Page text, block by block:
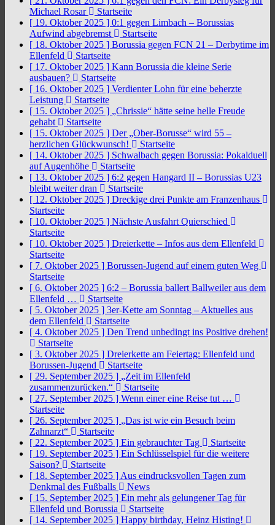
Michael Rosar
Startseite
[ 19. Oktober 2025 ] 0:1 gegen Limbach – Borussias
Aufwind abgebremst
Startseite
[ 18. Oktober 2025 ] Borussia gegen FCN 21 – Derbytime im
Ellenfeld
Startseite
[ 17. Oktober 2025 ] Kann Borussia die kleine Serie
ausbauen?
Startseite
[ 16. Oktober 2025 ] Verdienter Lohn für eine beherzte
Leistung
Startseite
[ 15. Oktober 2025 ] „Chrissie“ hätte seine helle Freude
gehabt
Startseite
[ 15. Oktober 2025 ] Der „Ober-Borusse“ wird 55 –
herzlichen Glückwunsch!
Startseite
[ 14. Oktober 2025 ] Schwalbach gegen Borussia: Pokalduell
auf Augenhöhe
Startseite
[ 13. Oktober 2025 ] 6:2 gegen Hangard II – Borussias U23
bleibt weiter dran
Startseite
[ 12. Oktober 2025 ] Dreckige drei Punkte am Franzenhaus
Startseite
[ 10. Oktober 2025 ] Nächste Ausfahrt Quierschied
Startseite
[ 10. Oktober 2025 ] Dreierkette – Infos aus dem Ellenfeld
Startseite
[ 7. Oktober 2025 ] Borussen-Jugend auf einem guten Weg
Startseite
[ 6. Oktober 2025 ] 6:2 – Borussia ballert Ballweiler aus dem
Ellenfeld …
Startseite
[ 5. Oktober 2025 ] 3er-Kette am Sonntag – Aktuelles aus
dem Ellenfeld
Startseite
[ 4. Oktober 2025 ] Den Trend unbedingt ins Positive drehen!
Startseite
[ 3. Oktober 2025 ] Dreierkette am Feiertag: Ellenfeld und
Borussen-Jugend
Startseite
[ 29. September 2025 ] „Zeit im Ellenfeld
zusammenzurücken.“
Startseite
[ 27. September 2025 ] Wenn einer eine Reise tut …
Startseite
[ 26. September 2025 ] „Das ist wie ein Besuch beim
Zahnarzt“
Startseite
[ 22. September 2025 ] Ein gebrauchter Tag
Startseite
[ 19. September 2025 ] Ein Schlüsselspiel für die weitere
Saison?
Startseite
[ 18. September 2025 ] Aus eindrucksvollen Tagen zum
Denkmal des Fußballs
News
[ 15. September 2025 ] Ein mehr als gelungener Tag für
Ellenfeld und Borussia
Startseite
[ 14. September 2025 ] Happy birthday, Heinz Histing!